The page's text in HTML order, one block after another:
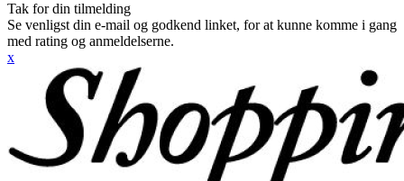
Tak for din tilmelding
Se venligst din e-mail og godkend linket, for at kunne komme i gang
med rating og anmeldelserne.
x